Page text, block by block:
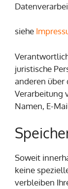
siehe
juristische
anderen über
Verarbeitung
Namen, E-
Soweit
keine
verbleiben